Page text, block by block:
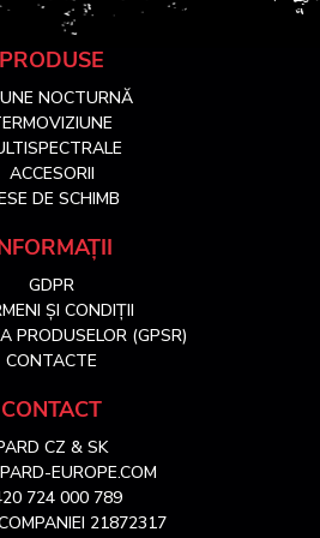
PRODUSE
NOCTURNĂ
ACCESORII
DE SCHIMB
GDPR
ȘI CONDIȚII
PRODUSELOR (GPSR)
CONTACTE
CONTACT
CZ & SK
EUROPE.COM
724 000 789
21872317